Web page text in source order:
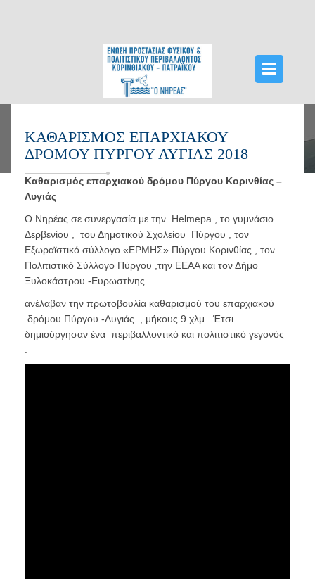
ΔΡΆΣΕΙΣ
ΔΕΛΤΊΑ ΤΎΠΟΥ
ΝΈΑ
ΕΠΙΚΟΙΝΩΝΊΑ
V=VBARNTPQRFU
ΚΑΘΑΡΙΣΜΌΣ ΕΠΑΡΧΙΑΚΟΎ
ΔΡΌΜΟΥ ΠΎΡΓΟΥ ΛΥΓΙΆΣ 2018
Καθαρισμός επαρχιακού δρόμου Πύργου Κορινθίας –
Λυγιάς
Ο Νηρέας σε συνεργασία με την Helmepa , το γυμνάσιο
Δερβενίου , του Δημοτικού Σχολείου Πύργου , τον
Εξωραϊστικό σύλλογο «ΕΡΜΗΣ» Πύργου Κορινθίας , τον
Πολιτιστικό Σύλλογο Πύργου ,την ΕΕΑΑ και τον Δήμο
Ξυλοκάστρου -Ευρωστίνης
ανέλαβαν την πρωτοβουλία καθαρισμού του επαρχιακού
δρόμου Πύργου -Λυγιάς , μήκους 9 χλμ. .Έτσι
δημιούργησαν ένα περιβαλλοντικό και πολιτιστικό γεγονός